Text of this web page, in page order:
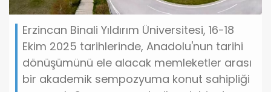
Erzincan Binali Yıldırım Üniversitesi, 16-18
Ekim 2025 tarihlerinde, Anadolu'nun tarihi
dönüşümünü ele alacak memleketler arası
bir akademik sempozyuma konut sahipliği